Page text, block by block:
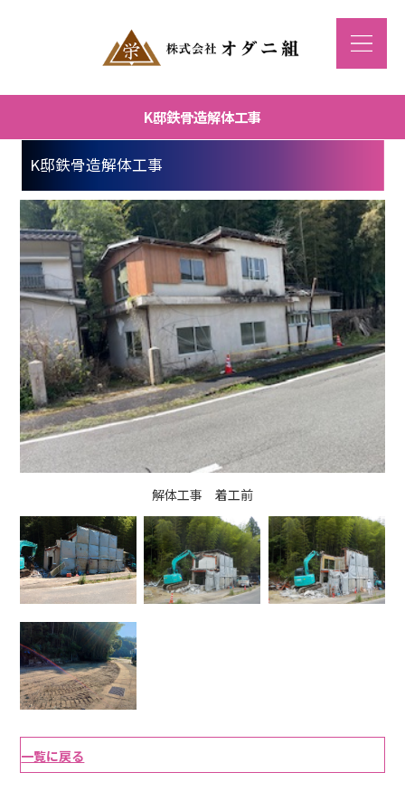
K邸鉄骨造解体工事
K邸鉄骨造解体工事
解体工事 着工前
一覧に戻る